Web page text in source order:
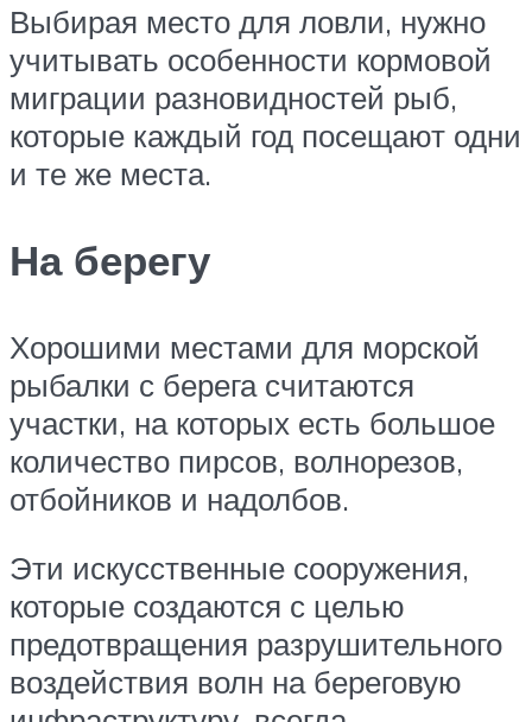
Выбирая место для ловли, нужно
учитывать особенности кормовой
миграции разновидностей рыб,
которые каждый год посещают одни
и те же места.
На берегу
Хорошими местами для морской
рыбалки с берега считаются
участки, на которых есть большое
количество пирсов, волнорезов,
отбойников и надолбов.
Эти искусственные сооружения,
которые создаются с целью
предотвращения разрушительного
воздействия волн на береговую